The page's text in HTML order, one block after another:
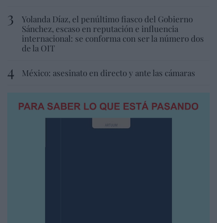
Yolanda Díaz, el penúltimo fiasco del Gobierno
Sánchez, escaso en reputación e influencia
internacional: se conforma con ser la número dos
de la OIT
México: asesinato en directo y ante las cámaras